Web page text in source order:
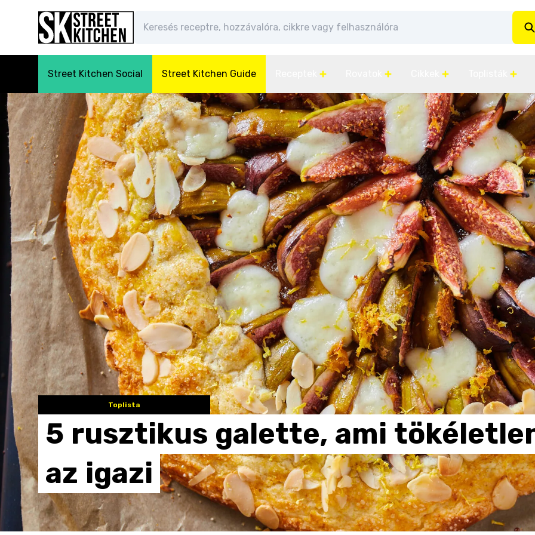
Street Kitchen Social Street Kitchen Guide
Toplista
5 rusztikus galette, ami
az igazi